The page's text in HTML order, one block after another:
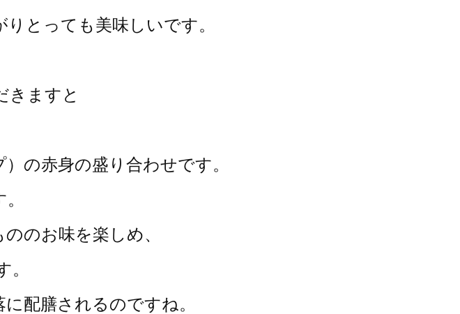
とっても美味しいです。
きますと
の赤身の盛り合わせです。
のお味を楽しめ、
配膳されるのですね。